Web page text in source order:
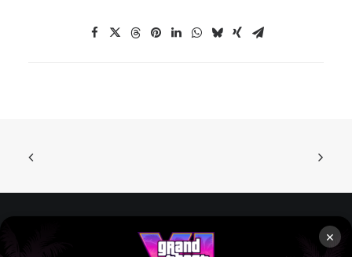
×
Rockstar Mag’, Copyright © 2013-2026 – Tous droits réservés –